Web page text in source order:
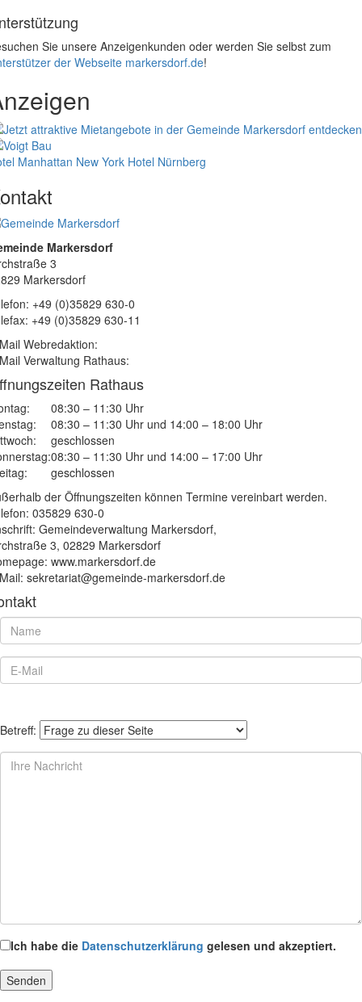
Sie unsere Anzeigenkunden oder werden Sie selbst zum
der Webseite markersdorf.de!
Manhattan New York Hotel Nürnberg
Markersdorf
3
Markersdorf
+49 (0)35829 630-0
+49 (0)35829 630-11
Webredaktion:
Verwaltung Rathaus:
Rathaus
08:30 – 11:30 Uhr
08:30 – 11:30 Uhr und 14:00 – 18:00 Uhr
geschlossen
08:30 – 11:30 Uhr und 14:00 – 17:00 Uhr
geschlossen
der Öffnungszeiten können Termine vereinbart werden.
035829 630-0
Gemeindeverwaltung Markersdorf,
3, 02829 Markersdorf
www.markersdorf.de
sekretariat@gemeinde-markersdorf.de
Betreff:
Ich habe die Datenschutzerklärung gelesen und akzeptiert.